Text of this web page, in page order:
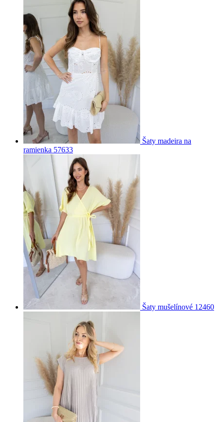
Šaty madeira na
ramienka 57633
Šaty mušelínové 12460